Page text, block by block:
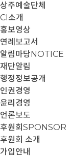
상주예술단체
CI소개
홍보영상
연례보고서
알림마당NOTICE
재단알림
행정정보공개
인권경영
윤리경영
언론보도
후원회 SPONSOR
후원회 소개
가입안내